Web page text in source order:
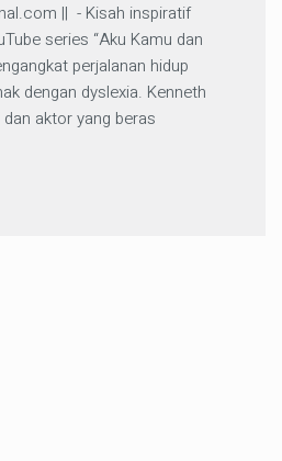
|| - Kisah inspiratif
series “Aku Kamu dan
perjalanan hidup
dengan dyslexia. Kenneth
aktor yang beras